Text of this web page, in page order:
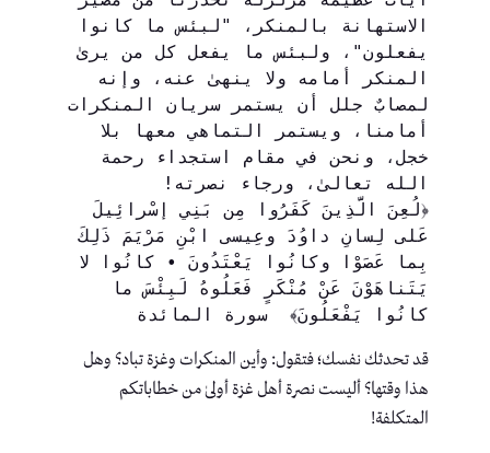
الله تعالىٰ، ورجاء نصرته!
عَلى لِسانِ داوُدَ وعِيسى ابْنِ مَرْيَمَ ذَلِكَ
كانُوا يَفْعَلُونَ﴾  سورة المائدة
قد تحدثك نفسك؛ فتقول: وأين المنكرات وغزة تباد؟ وهل
هذا وقتها؟ أليست نصرة أهل غزة أولىٰ من خطاباتكم
المتكلفة!